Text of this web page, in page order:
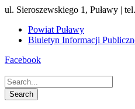
ul. Sieroszewskiego 1, Puławy |
Powiat Puławy
Biuletyn Informacji
Facebook